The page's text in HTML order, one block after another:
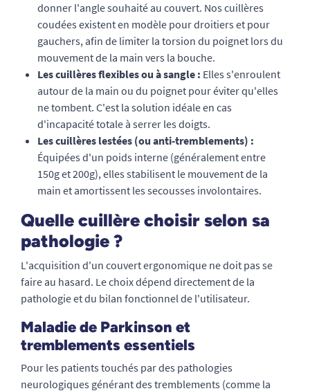
donner l'angle souhaité au couvert. Nos cuillères
coudées existent en modèle pour droitiers et pour
gauchers, afin de limiter la torsion du poignet lors du
mouvement de la main vers la bouche.
Les cuillères flexibles ou à sangle : Elles s'enroulent
autour de la main ou du poignet pour éviter qu'elles
ne tombent. C'est la solution idéale en cas
d'incapacité totale à serrer les doigts.
Les cuillères lestées (ou anti-tremblements) :
Équipées d'un poids interne (généralement entre
150g et 200g), elles stabilisent le mouvement de la
main et amortissent les secousses involontaires.
Quelle cuillère choisir selon sa
pathologie ?
L'acquisition d'un couvert ergonomique ne doit pas se
faire au hasard. Le choix dépend directement de la
pathologie et du bilan fonctionnel de l'utilisateur.
Maladie de Parkinson et
tremblements essentiels
Pour les patients touchés par des pathologies
neurologiques générant des tremblements (comme la